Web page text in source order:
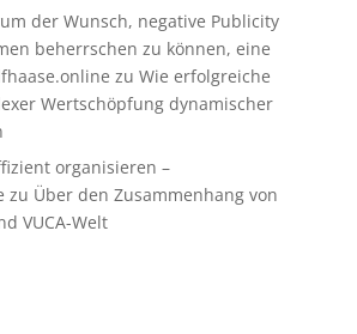
der Wunsch, negative Publicity
beherrschen zu können, eine
zu Wie erfolgreiche
Wertschöpfung dynamischer
organisieren –
zu Über den Zusammenhang von
VUCA-Welt